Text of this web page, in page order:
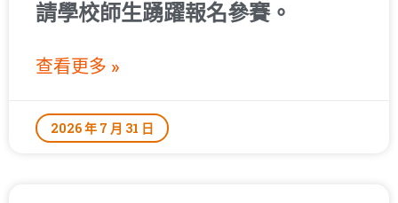
請學校師生踴躍報名參賽。
查看更多 »
2026 年 7 月 31 日